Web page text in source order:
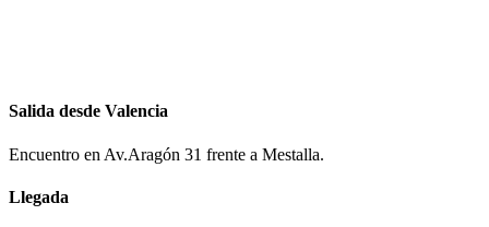
Salida desde Valencia
Encuentro en Av.Aragón 31 frente a Mestalla.
Llegada